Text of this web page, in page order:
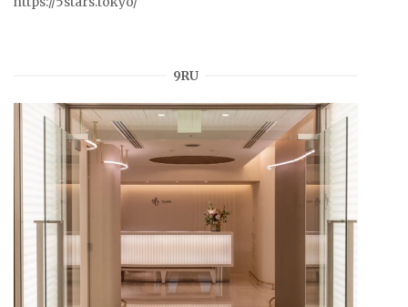
9RU